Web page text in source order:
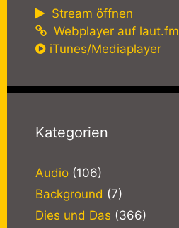
Stream öffnen
Webplayer auf laut.fm
iTunes/Mediaplayer
Kategorien
Audio (106)
Background (7)
Dies und Das (366)